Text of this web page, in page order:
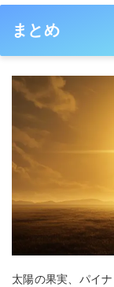
まとめ
太陽の果実、パイ